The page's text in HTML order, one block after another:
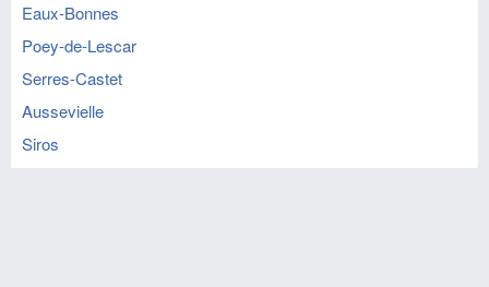
Eaux-Bonnes
Poey-de-Lescar
Serres-Castet
Aussevielle
Siros